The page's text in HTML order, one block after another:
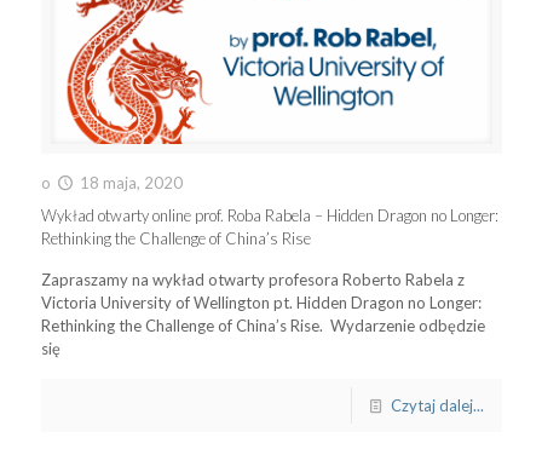
o
18 maja, 2020
Wykład otwarty online prof. Roba Rabela – Hidden Dragon no Longer:
Rethinking the Challenge of China’s Rise
Zapraszamy na wykład otwarty profesora Roberto Rabela z
Victoria University of Wellington pt. Hidden Dragon no Longer:
Rethinking the Challenge of China’s Rise. Wydarzenie odbędzie
się
Czytaj dalej...